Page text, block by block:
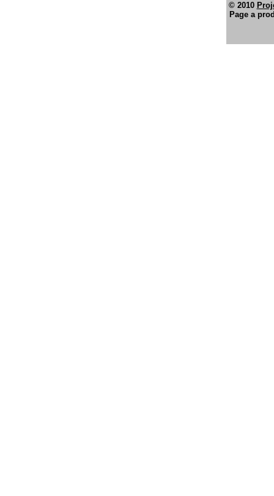
© 2010
Page a